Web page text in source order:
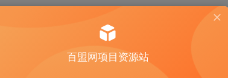
，降本增效，一键爆款，轻松获客
费阅读，请付费后查看
百盟网项目资源站